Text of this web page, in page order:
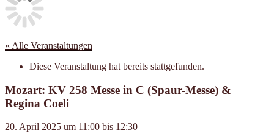
« Alle Veranstaltungen
Diese Veranstaltung hat bereits stattgefunden.
Mozart: KV 258 Messe in C (Spaur-Messe) &
Regina Coeli
20. April 2025 um 11:00 bis 12:30